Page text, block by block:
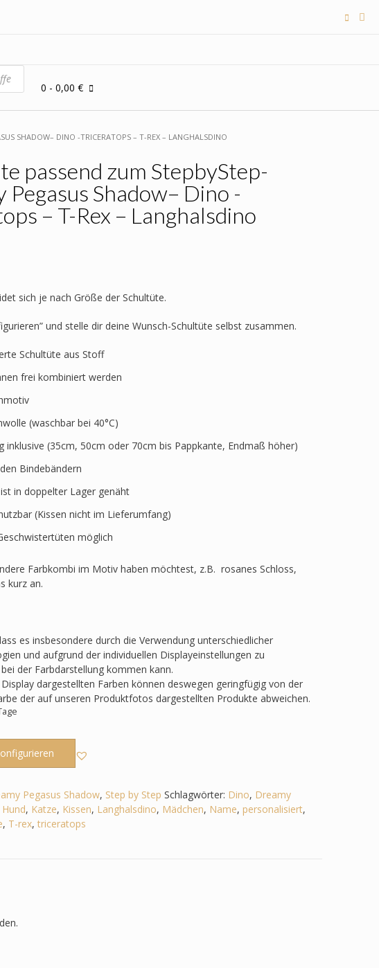
0 - 0,00 €
SHADOW– DINO -TRICERATOPS – T-REX – LANGHALSDINO
passend zum StepbyStep-
Pegasus Shadow– Dino -
– T-Rex – Langhalsdino
sich je nach Größe der Schultüte.
und stelle dir deine Wunsch-Schultüte selbst zusammen.
Schultüte aus Stoff
frei kombiniert werden
(waschbar bei 40°C)
inklusive (35cm, 50cm oder 70cm bis Pappkante, Endmaß höher)
Bindebändern
in doppelter Lager genäht
(Kissen nicht im Lieferumfang)
möglich
Farbkombi im Motiv haben möchtest, z.B. rosanes Schloss,
kurz an.
es insbesondere durch die Verwendung unterschiedlicher
und aufgrund der individuellen Displayeinstellungen zu
der Farbdarstellung kommen kann.
dargestellten Farben können deswegen geringfügig von der
der auf unseren Produktfotos dargestellten Produkte abweichen.
Pegasus Shadow, Step by Step Schlagwörter: Dino, Dreamy
Hund, Katze, Kissen, Langhalsdino, Mädchen, Name, personalisiert,
, T-rex, triceratops